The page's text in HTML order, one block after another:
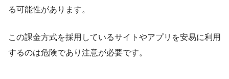
る可能性があります。
この課金方式を採用しているサイトやアプリを安易に利用
するのは危険であり注意が必要です。